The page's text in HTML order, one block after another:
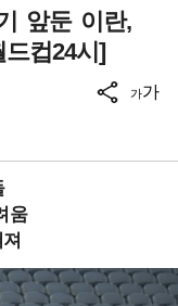
앞둔 이란,
컵24시]
가가
움